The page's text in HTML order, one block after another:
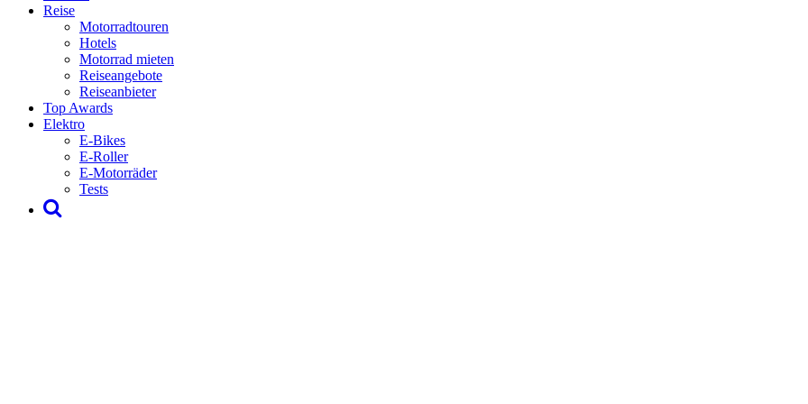
Reise
Motorradtouren
Hotels
Motorrad mieten
Reiseangebote
Reiseanbieter
Top Awards
Elektro
E-Bikes
E-Roller
E-Motorräder
Tests